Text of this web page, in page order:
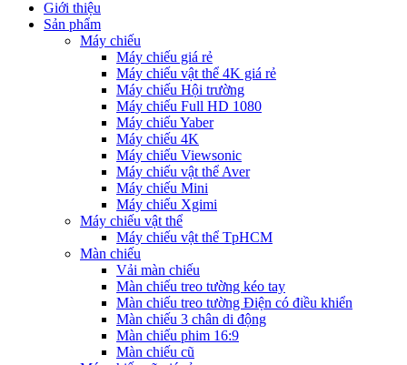
Giới thiệu
Sản phẩm
Máy chiếu
Máy chiếu giá rẻ
Máy chiếu vật thể 4K giá rẻ
Máy chiếu Hội trường
Máy chiếu Full HD 1080
Máy chiếu Yaber
Máy chiếu 4K
Máy chiếu Viewsonic
Máy chiếu vật thể Aver
Máy chiếu Mini
Máy chiếu Xgimi
Máy chiếu vật thể
Máy chiếu vật thể TpHCM
Màn chiếu
Vải màn chiếu
Màn chiếu treo tường kéo tay
Màn chiếu treo tường Điện có điều khiển
Màn chiếu 3 chân di động
Màn chiếu phim 16:9
Màn chiếu cũ